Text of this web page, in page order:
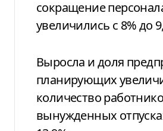
сокращение
увеличились с 8% до
Выросла и доля
планирующих
количество
вынужденных